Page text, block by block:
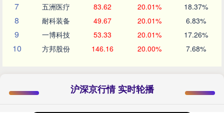
7 五洲医疗 83.62 20.01% 18.37%
8 耐科装备 49.67 20.01% 6.83%
9 一博科技 53.33 20.01% 17.26%
10 方邦股份 146.16 20.00% 7.68%
沪深京行情 实时轮播